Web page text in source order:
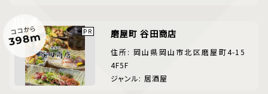
ココから
398m 磨屋町 谷田商店
住所: 岡山県岡山市北区磨屋町4-15
4F5F
ジャンル: 居酒屋